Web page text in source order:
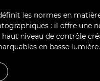
les normes en
: il offre une
niveau de contrôle
en basse lumière.